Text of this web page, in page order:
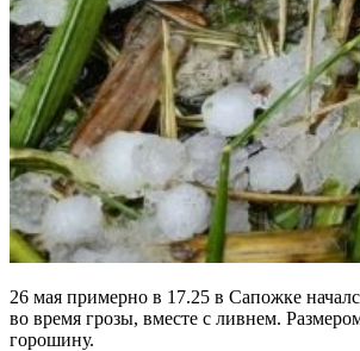
26 мая примерно в 17.25 в Сапожке
во время грозы, вместе с ливнем.
горошину.